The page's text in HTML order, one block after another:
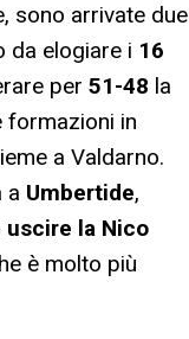
sono arrivate due
da elogiare i 16
per 51-48 la
formazioni in
a Valdarno.
a Umbertide,
uscire la Nico
è molto più